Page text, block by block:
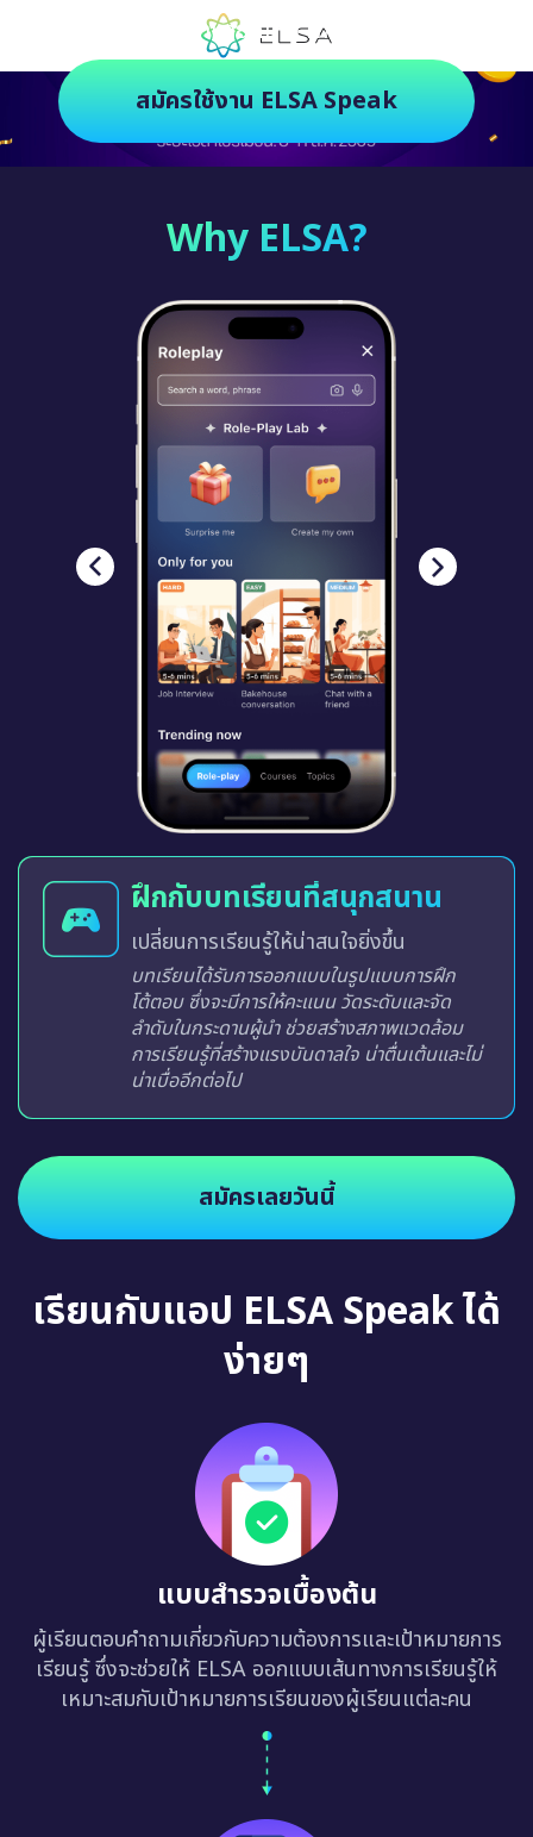
ตัวช่วยฝึกภาษายุคใหม่ ฝึกสนุกยิ่งกว่า
สมัครใช้งาน ELSA Speak
Why ELSA?
ฝึกกับบทเรียนที่สนุกสนาน
เปลี่ยนการเรียนรู้ให้น่าสนใจยิ่งขึ้น
บทเรียนได้รับการออกแบบในรูปแบบการฝึก
โต้ตอบ ซึ่งจะมีการให้คะแนน วัดระดับและจัด
ลำดับในกระดานผู้นำ ช่วยสร้างสภาพแวดล้อม
การเรียนรู้ที่สร้างแรงบันดาลใจ น่าตื่นเต้นและไม่
น่าเบื่ออีกต่อไป
สมัครเลยวันนี้
เรียนกับแอป ELSA Speak ได้
ง่ายๆ
แบบสำรวจเบื้องต้น
ผู้เรียนตอบคำถามเกี่ยวกับความต้องการและเป้าหมายการ
เรียนรู้ ซึ่งจะช่วยให้ ELSA ออกแบบเส้นทางการเรียนรู้ให้
เหมาะสมกับเป้าหมายการเรียนของผู้เรียนแต่ละคน